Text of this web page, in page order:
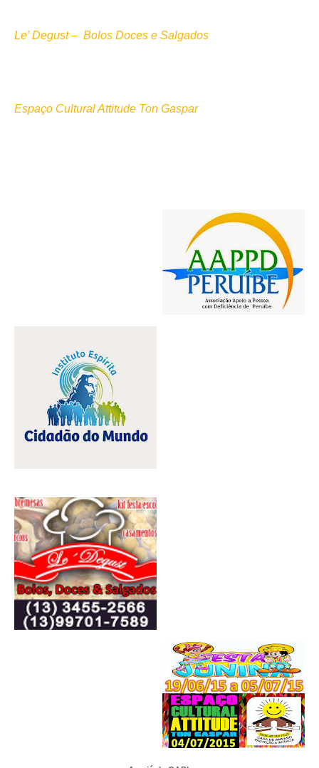
Le’ Degust – Bolos Doces e Salgados
Espaço Cultural Attitude Ton Gaspar